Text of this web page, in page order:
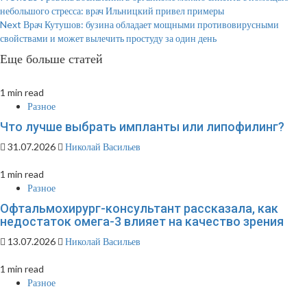
Reading
небольшого стресса: врач Ильницкий привел примеры
Next Врач Кутушов: бузина обладает мощными противовирусными
свойствами и может вылечить простуду за один день
Еще больше статей
1 min read
Разное
Что лучше выбрать импланты или липофилинг?
31.07.2026 Николай Васильев
1 min read
Разное
Офтальмохирург-консультант рассказала, как
недостаток омега-3 влияет на качество зрения
13.07.2026 Николай Васильев
1 min read
Разное